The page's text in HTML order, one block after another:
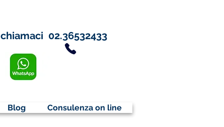
chiamaci 02.36532433
Blog Consulenza on line